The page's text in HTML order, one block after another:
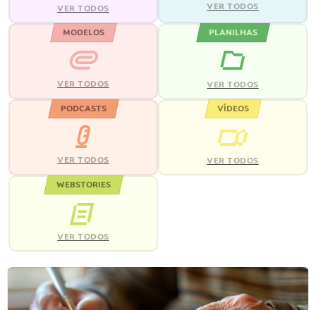
VER TODOS VER TODOS
MODELOS
VER TODOS
PLANILHAS
VER TODOS
PODCASTS
VER TODOS
VÍDEOS
VER TODOS
WEBSTORIES
VER TODOS